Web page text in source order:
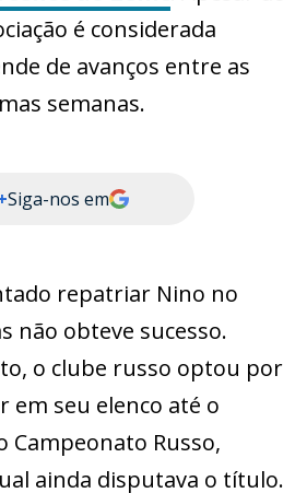
é considerada
de avanços entre as
semanas.
Siga-nos em
repatriar Nino no
não obteve sucesso.
o clube russo optou por
em seu elenco até o
Campeonato Russo,
ainda disputava o título.